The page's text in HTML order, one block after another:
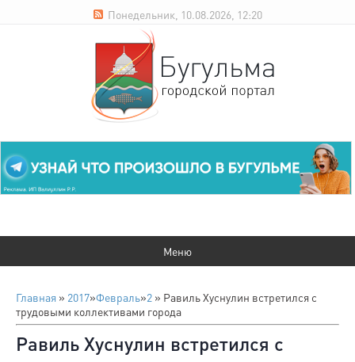
Понедельник, 10.08.2026, 12:20
Главная » 2017»Февраль»2 » Равиль Хуснулин встретился с
трудовыми коллективами города
Равиль Хуснулин встретился с